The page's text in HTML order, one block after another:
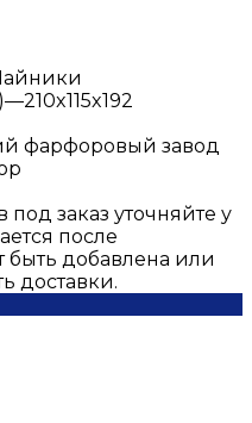
—210x115x192
фарфоровый завод
под заказ уточняйте у
после
быть добавлена или
доставки.